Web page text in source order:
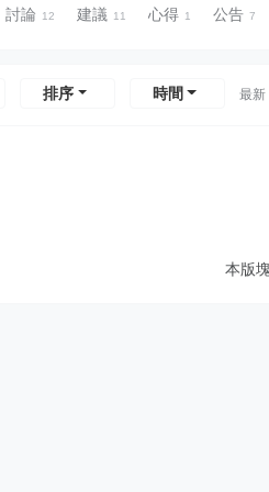
討論 12 建議 11 心得 1 公告 7
排序 時間 最新
本版